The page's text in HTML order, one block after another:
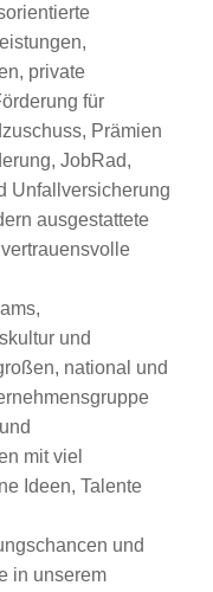
private
für
Prämien
JobRad,
Unfallversicherung
ausgestattete
und
national und
mit viel
Ideen, Talente
und
in unserem